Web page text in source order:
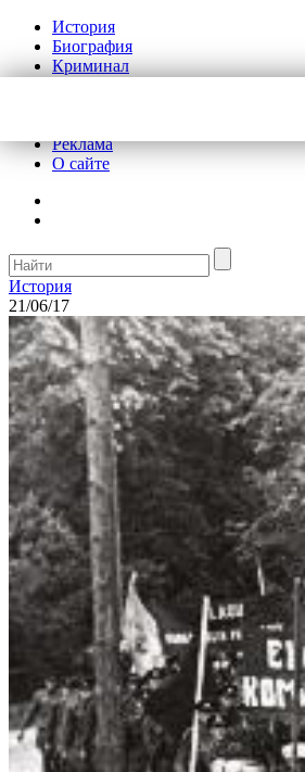
История
Биография
Криминал
Реклама
О сайте
История
21/06/17